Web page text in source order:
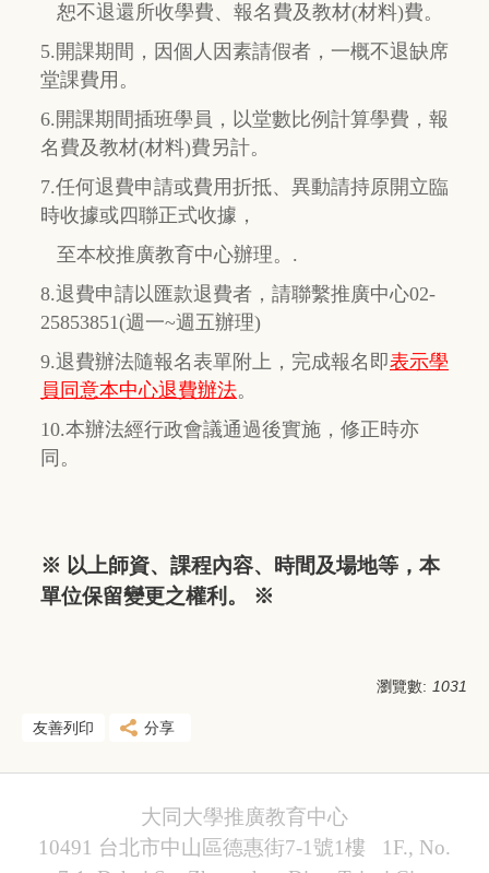
恕不退還所收學費、報名費及教材(材料)費。
5.開課期間，因個人因素請假者，一概不退缺席
堂課費用。
6.開課期間插班學員，以堂數比例計算學費，報
名費及教材(材料)費另計。
7.任何退費申請或費用折抵、異動請持原開立臨
時收據或四聯正式收據，
至本校推廣教育中心辦理。.
8.退費申請以匯款退費者，請聯繫推廣中心02-
25853851(週一~週五辦理)
9.退費辦法隨報名表單附上，完成報名即表示學
員同意本中心退費辦法。
10.本辦法經行政會議通過後實施，修正時亦
同。
※ 以上師資、課程內容、時間及場地等，本
單位保留變更之權利。 ※
瀏覽數: 1031
友善列印 分享
大同大學推廣教育中心
10491 台北市中山區德惠街7-1號1樓 1F., No.